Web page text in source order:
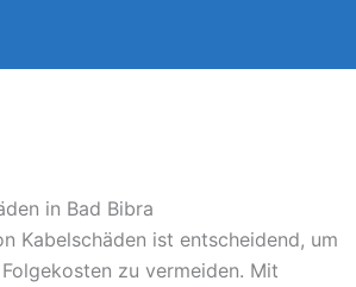
in Bad Bibra
Kabelschäden ist entscheidend, um
zu vermeiden. Mit